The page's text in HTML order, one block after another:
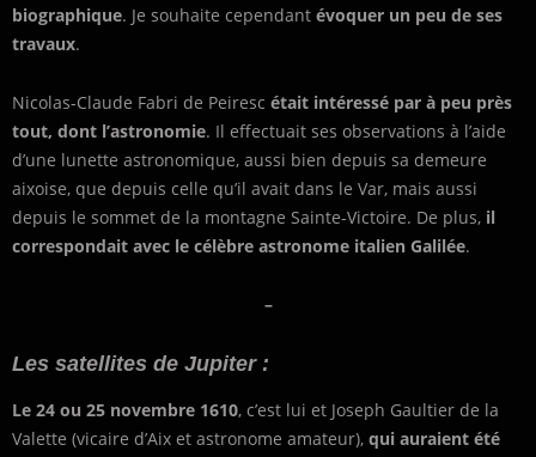
biographique. Je souhaite cependant évoquer un peu de ses
travaux.
Nicolas-Claude Fabri de Peiresc était intéressé par à peu près
tout, dont l’astronomie. Il effectuait ses observations à l’aide
d’une lunette astronomique, aussi bien depuis sa demeure
aixoise, que depuis celle qu’il avait dans le Var, mais aussi
depuis le sommet de la montagne Sainte-Victoire. De plus, il
correspondait avec le célèbre astronome italien Galilée.
–
Les satellites de Jupiter :
Le 24 ou 25 novembre 1610, c’est lui et Joseph Gaultier de la
Valette (vicaire d’Aix et astronome amateur), qui auraient été